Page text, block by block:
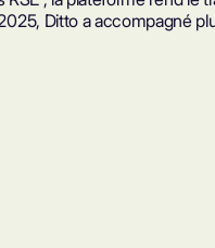
Ditto a accompagné